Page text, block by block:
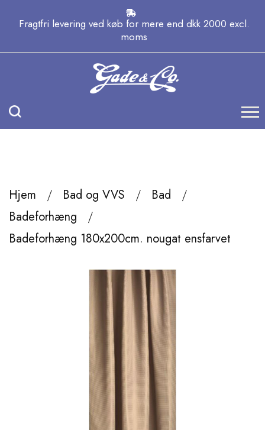
Fragtfri levering ved køb for mere end dkk 2000 excl.
moms
Hjem Bad og VVS
Bad
Badeforhæng
Badeforhæng 180x200cm. nougat ensfarvet